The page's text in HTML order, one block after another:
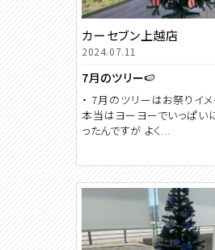
カーセブン上越店
2024.07.11
7月のツリー🍉
・ 7月のツリーはお祭りイメ
本当はヨーヨーでいっぱい
ったんですが よく...